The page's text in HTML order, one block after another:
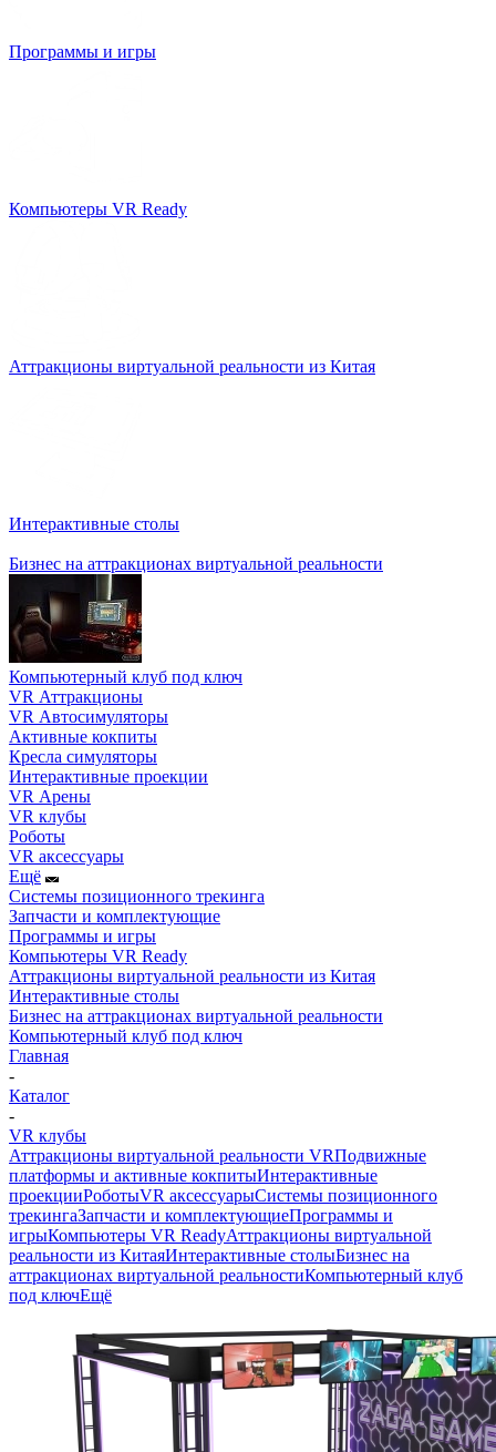
Программы и игры
Компьютеры VR Ready
Аттракционы виртуальной реальности из Китая
Интерактивные столы
Бизнес на аттракционах виртуальной реальности
Компьютерный клуб под ключ
VR Аттракционы
VR Автосимуляторы
Активные кокпиты
Кресла симуляторы
Интерактивные проекции
VR Арены
VR клубы
Роботы
VR аксессуары
Ещё
Системы позиционного трекинга
Запчасти и комплектующие
Программы и игры
Компьютеры VR Ready
Аттракционы виртуальной реальности из Китая
Интерактивные столы
Бизнес на аттракционах виртуальной реальности
Компьютерный клуб под ключ
Главная
-
Каталог
-
VR клубы
Аттракционы виртуальной реальности VRПодвижные
платформы и активные кокпитыИнтерактивные
проекцииРоботыVR аксессуарыСистемы позиционного
трекингаЗапчасти и комплектующиеПрограммы и
игрыКомпьютеры VR ReadyАттракционы виртуальной
реальности из КитаяИнтерактивные столыБизнес на
аттракционах виртуальной реальностиКомпьютерный клуб
под ключЕщё